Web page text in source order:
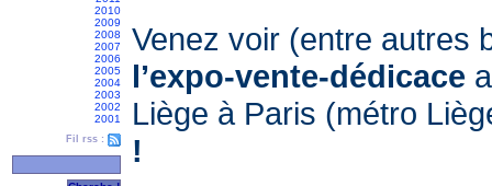
2010
2009
2008
2007
2006
2005
2004
2003
2002
2001
Fil rss :
Venez voir (entre autres
l’expo-vente-dédicace
Liège à Paris (métro
!